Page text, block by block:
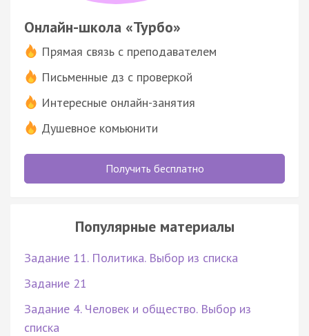
Онлайн-школа «Турбо»
Прямая связь с преподавателем
Письменные дз с проверкой
Интересные онлайн-занятия
Душевное комьюнити
Получить бесплатно
Популярные материалы
Задание 11. Политика. Выбор из списка
Задание 21
Задание 4. Человек и общество. Выбор из
списка